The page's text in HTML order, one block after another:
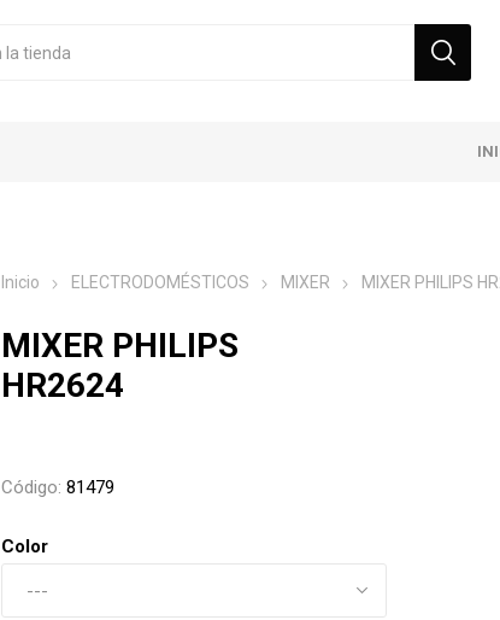
Inicio ELECTRODOMÉSTICOS MIXER MIXER PHILIPS
MIXER PHILIPS
HR2624
Código: 81479
Color